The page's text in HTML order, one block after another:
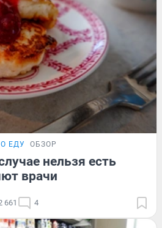
ЕДУ ОБЗОР
нельзя есть
врачи
661 4